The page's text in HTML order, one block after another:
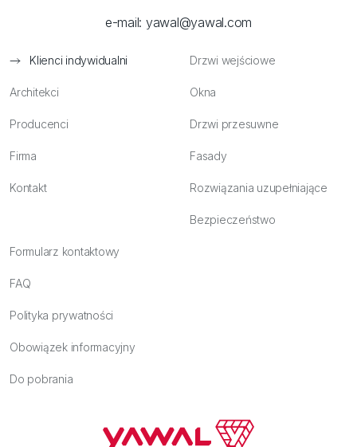
Klienci indywidualni
Architekci
Producenci
Firma
Kontakt
Drzwi wejściowe
Okna
Drzwi przesuwne
Fasady
Rozwiązania uzupełniające
Bezpieczeństwo
Formularz kontaktowy
FAQ
Polityka prywatności
Obowiązek informacyjny
Do pobrania
e-mail: yawal@yawal.com